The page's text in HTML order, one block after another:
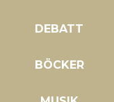
DEBATT
BÖCKER